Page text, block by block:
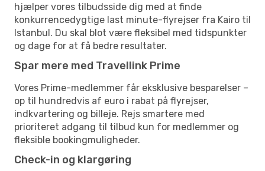
hjælper vores tilbudsside dig med at finde
konkurrencedygtige last minute-flyrejser fra Kairo til
Istanbul. Du skal blot være fleksibel med tidspunkter
og dage for at få bedre resultater.
Spar mere med Travellink Prime
Vores Prime-medlemmer får eksklusive besparelser –
op til hundredvis af euro i rabat på flyrejser,
indkvartering og billeje. Rejs smartere med
prioriteret adgang til tilbud kun for medlemmer og
fleksible bookingmuligheder.
Check-in og klargøring